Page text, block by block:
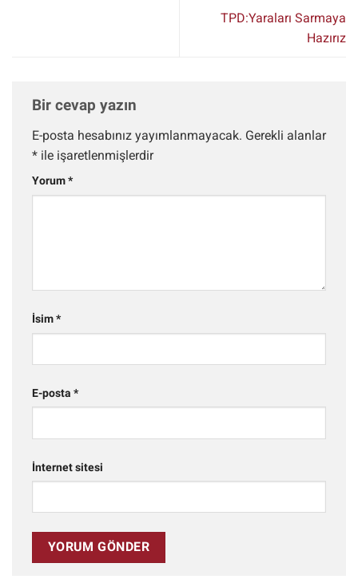
TPD:Yaraları Sarmaya
Hazırız
Bir cevap yazın
E-posta hesabınız yayımlanmayacak. Gerekli alanlar
* ile işaretlenmişlerdir
Yorum*
İsim*
E-posta *
İnternet sitesi